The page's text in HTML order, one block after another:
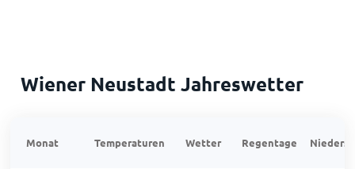
Wiener Neustadt Jahreswetter
Monat Temperaturen Wetter Regentage